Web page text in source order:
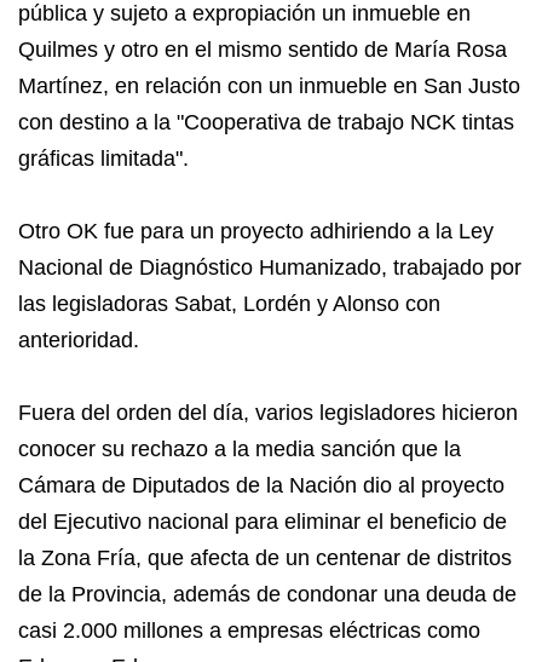
pública y sujeto a expropiación un inmueble en
Quilmes y otro en el mismo sentido de María Rosa
Martínez, en relación con un inmueble en San Justo
con destino a la "Cooperativa de trabajo NCK tintas
gráficas limitada".
Otro OK fue para un proyecto adhiriendo a la Ley
Nacional de Diagnóstico Humanizado, trabajado por
las legisladoras Sabat, Lordén y Alonso con
anterioridad.
Fuera del orden del día, varios legisladores hicieron
conocer su rechazo a la media sanción que la
Cámara de Diputados de la Nación dio al proyecto
del Ejecutivo nacional para eliminar el beneficio de
la Zona Fría, que afecta de un centenar de distritos
de la Provincia, además de condonar una deuda de
casi 2.000 millones a empresas eléctricas como